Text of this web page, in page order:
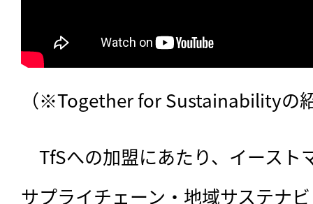
（※Together for Sustainabilityの
TfSへの加盟にあたり、イースト
サプライチェーン・地域サステナ